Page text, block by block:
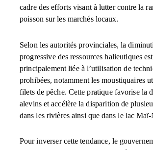
cadre des efforts visant à lutter contre la
poisson sur les marchés locaux.
Selon les autorités provinciales, la
progressive des ressources halieutiques est
principalement liée à l’utilisation de
prohibées, notamment les moustiquaires
filets de pêche. Cette pratique favorise la
alevins et accélère la disparition de
dans les rivières ainsi que dans le lac
Pour inverser cette tendance, le